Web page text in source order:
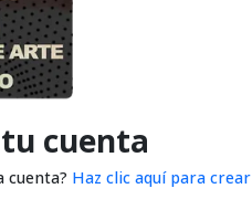
cuenta
cuenta? Haz clic aquí para crear